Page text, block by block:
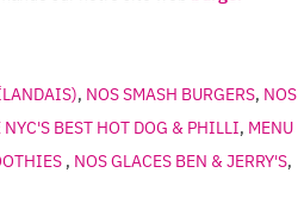
, NOS SMASH BURGERS, NOS
NYC'S BEST HOT DOG & PHILLI, MENU
, NOS GLACES BEN & JERRY'S,